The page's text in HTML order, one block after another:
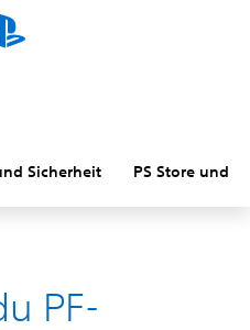
Sicherheit PS Store und
PF-